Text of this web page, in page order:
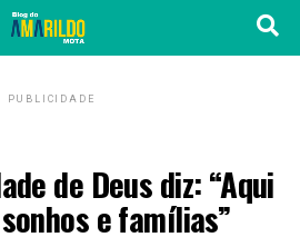
PUBLICIDADE
de Deus diz: “Aqui
e famílias”